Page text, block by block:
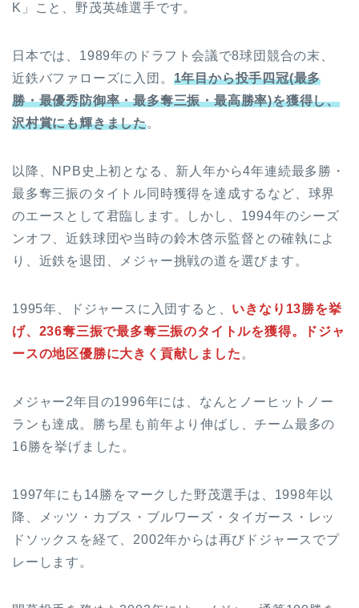
K」こと、野茂英雄選手です。
日本では、1989年のドラフト会議で8球団競合の末、
近鉄バファローズに入団。 1年目から投手四冠(最多
勝・最優秀防御率・最多奪三振・最高勝率)を獲得し、
沢村賞にも輝きました。
以降、NPB史上初となる、新人年から4年連続最多勝・
最多奪三振のタイトル同時獲得を達成するなど、球界
のエースとして君臨します。しかし、1994年のシーズ
ンオフ、近鉄球団や当時の鈴木啓示監督との確執によ
り、近鉄を退団、メジャー挑戦の道を選びます。
1995年、ドジャースに入団すると、 いきなり13勝を挙
げ、236奪三振で最多奪三振のタイトルを獲得。ドジャ
ースの地区優勝に大きく貢献しました 。
メジャー2年目の1996年には、なんとノーヒットノー
ランも達成。勝ち星も前年より伸ばし、チーム最多の
16勝を挙げました。
1997年にも14勝をマークした野茂選手は、1998年以
降、メッツ・カブス・ブルワーズ・タイガース・レッ
ドソックスを経て、2002年からは再びドジャースでプ
レーします。